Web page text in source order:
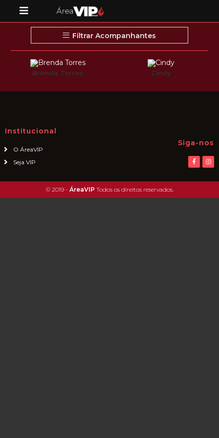
Filtrar Acompanhantes
Brenda Torres Cindy
Institucional
O ÁreaVIP
Seja VIP
Siga-nos
© 2019 - ÁreaVIP Todos os direitos reservados.